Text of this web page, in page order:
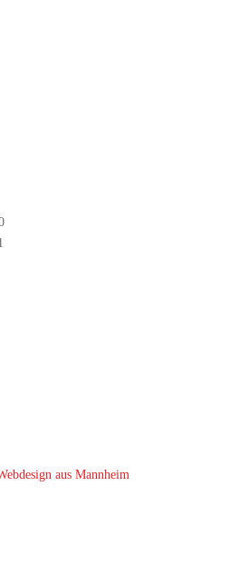
aus Mannheim